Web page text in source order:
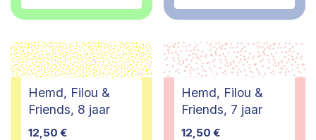
Hemd, Filou &
Friends, 8 jaar
12,50 €
Hemd, Filou &
Friends, 7 jaar
12,50 €